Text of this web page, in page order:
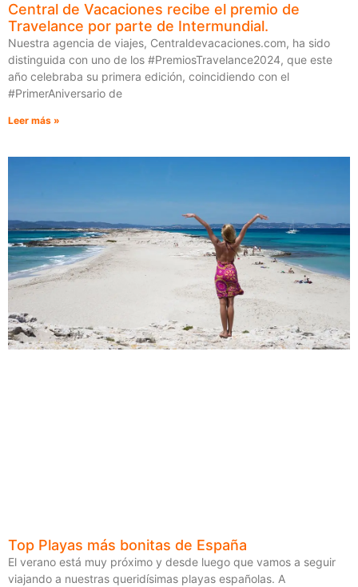
Central de Vacaciones recibe el premio de
Travelance por parte de Intermundial.
Nuestra agencia de viajes, Centraldevacaciones.com, ha sido
distinguida con uno de los #PremiosTravelance2024, que este
año celebraba su primera edición, coincidiendo con el
#PrimerAniversario de
Leer más »
Top Playas más bonitas de España
El verano está muy próximo y desde luego que vamos a seguir
viajando a nuestras queridísimas playas españolas. A